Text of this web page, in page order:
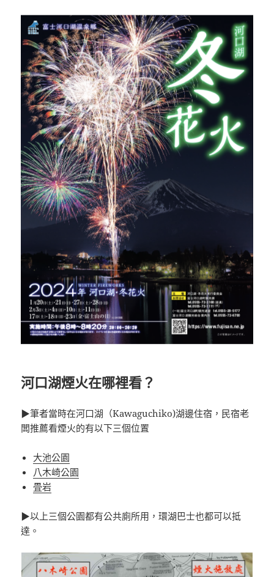
河口湖煙火在哪裡看？
▶筆者當時在河口湖（Kawaguchiko)湖邊住宿，民宿老
闆推薦看煙火的有以下三個位置
大池公園
八木崎公園
畳岩
▶以上三個公園都有公共廁所用，環湖巴士也都可以抵
達。